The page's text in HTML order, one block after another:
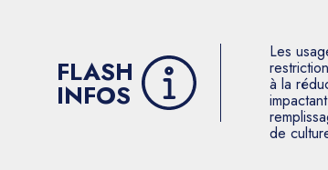
FLASH
INFOS
Les
à la
de